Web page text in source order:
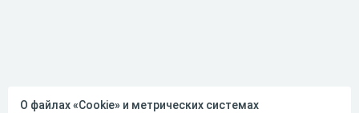
О файлах «Cookie» и метрических системах